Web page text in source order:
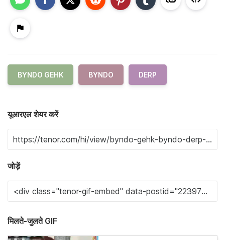
BYNDO GEHK BYNDO DERP
यूआरएल शेयर करें
जोड़ें
मिलते-जुलते GIF